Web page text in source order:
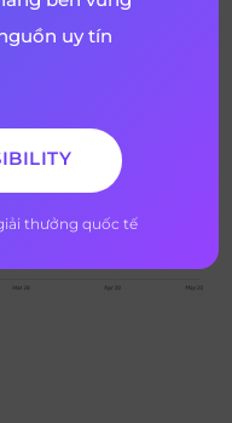
uy tín
thưởng quốc tế